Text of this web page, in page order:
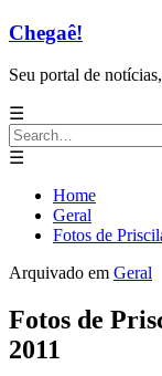
Chegaê!
Seu portal de
☰
Search
for:
☰
Home
Geral
Fotos de
Arquivado em Geral
Fotos de
2011